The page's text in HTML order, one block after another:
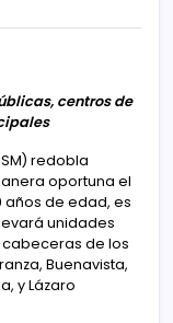
centros de
redobla
oportuna el
de edad, es
unidades
de los
Buenavista,
y Lázaro